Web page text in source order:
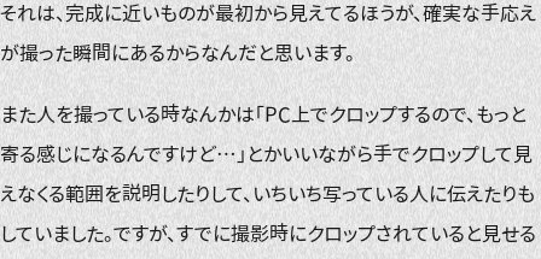
それは、完成に近いものが最初から見えてるほうが、確実な手応え
が撮った瞬間にあるからなんだと思います。
また人を撮っている時なんかは「PC上でクロップするので、もっと
寄る感じになるんですけど…」とかいいながら手でクロップして見
えなくる範囲を説明したりして、いちいち写っている人に伝えたりも
していました。ですが、すでに撮影時にクロップされていると見せる